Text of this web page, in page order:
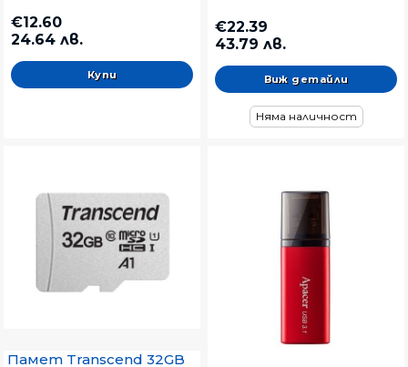
€12.60
24.64 лв.
€22.39
43.79 лв.
Виж детайли
Няма наличност
Памет Transcend 32GB